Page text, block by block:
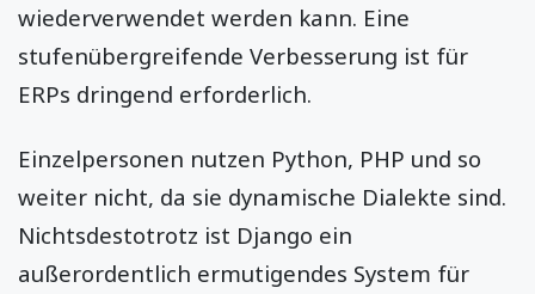
wiederverwendet werden kann. Eine
stufenübergreifende Verbesserung ist für
ERPs dringend erforderlich.
Einzelpersonen nutzen Python, PHP und so
weiter nicht, da sie dynamische Dialekte sind.
Nichtsdestotrotz ist Django ein
außerordentlich ermutigendes System für